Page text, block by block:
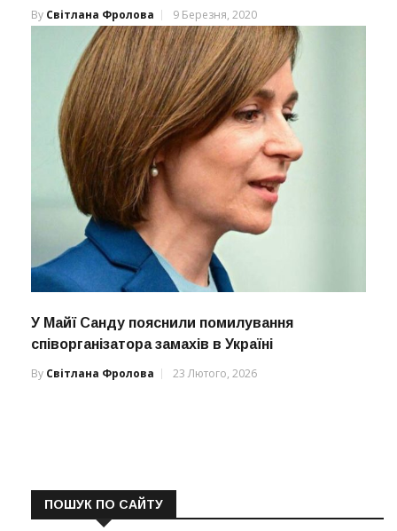
By Світлана Фролова 9 Березня, 2020
У Майї Санду пояснили помилування
співорганізатора замахів в Україні
By Світлана Фролова 23 Лютого, 2026
ПОШУК ПО САЙТУ